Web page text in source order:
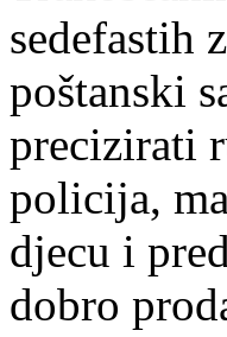
sedefastih
poštanski
precizirati
policija,
djecu i
dobro